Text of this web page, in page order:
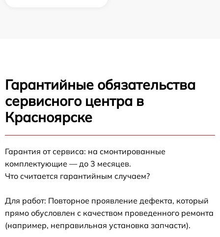
Гарантийные обязательства
сервисного центра в
Красноярске
Гарантия от сервиса: на смонтированные
комплектующие — до 3 месяцев.
Что считается гарантийным случаем?
Для работ: Повторное проявление дефекта, который
прямо обусловлен с качеством проведенного ремонта
(например, неправильная установка запчасти).